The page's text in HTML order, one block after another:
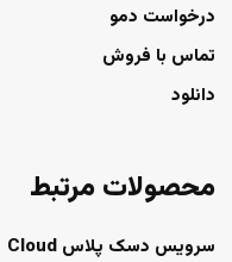
درخواست دمو
تماس با فروش
دانلود
محصولات مرتبط
سرویس دسک پلاس Cloud